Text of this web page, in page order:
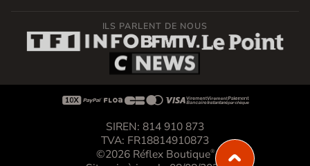
ILS PARLENT DE NOUS

SIREN: 814 910 873
TVA: FR18814910873
©2026 Réflex Boutique®